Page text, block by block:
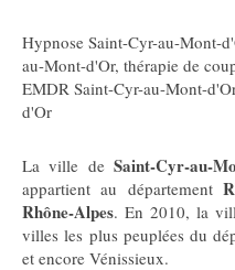
Hypnose Saint-Cyr-au-Mont-
au-Mont-d'Or, thérapie de
EMDR Saint-Cyr-au-Mont-d'Or
d'Or
La ville deSaint-Cyr-au-
appartient au département
Rhône-Alpes. En 2010, la
villes les plus peuplées du
et encore Vénissieux.